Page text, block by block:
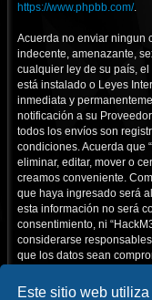
Este sitio web
https://www.phpbb.com/.
Acuerda no enviar ningun
indecente, amenazante,
cualquier ley de su país, el
está instalado o Leyes
inmediata y
notificación a su
todos los envíos son
condiciones. Acuerda que
eliminar, editar, mover o
creamos conveniente.
que haya ingresado será
esta información no será
consentimiento, ni
considerarse
que los datos sean